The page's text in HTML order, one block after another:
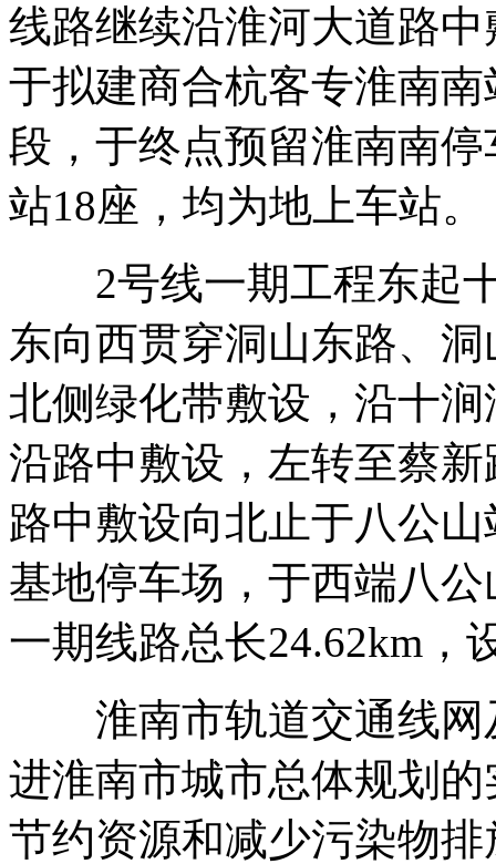
线路继续沿淮河大道路
于拟建商合杭客专淮南
段，于终点预留淮南南
站18座，均为地上车站。
2号线一期工程东起十
东向西贯穿洞山东路、
北侧绿化带敷设，沿十
沿路中敷设，左转至蔡
路中敷设向北止于八公
基地停车场，于西端八
一期线路总长24.62km，
淮南市轨道交通线网
进淮南市城市总体规划
节约资源和减少污染物